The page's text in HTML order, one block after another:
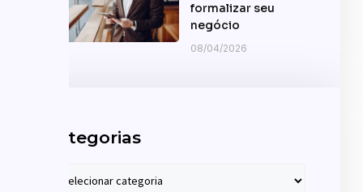
formalizar seu
negócio
08/04/2026
Categorias